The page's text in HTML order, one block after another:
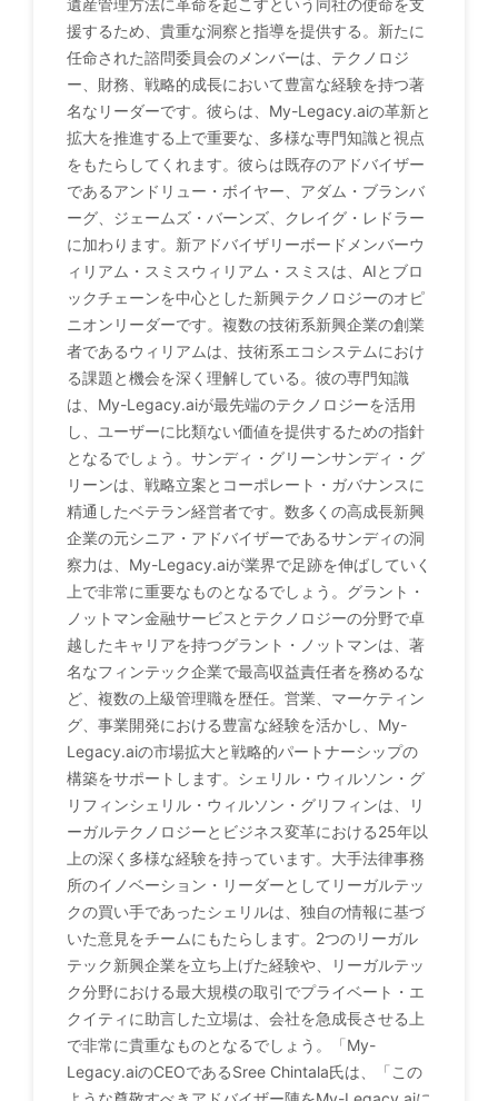
遺産管理方法に革命を起こすという同社の使命を支
援するため、貴重な洞察と指導を提供する。新たに
任命された諮問委員会のメンバーは、テクノロジ
ー、財務、戦略的成長において豊富な経験を持つ著
名なリーダーです。彼らは、My-Legacy.aiの革新と
拡大を推進する上で重要な、多様な専門知識と視点
をもたらしてくれます。彼らは既存のアドバイザー
であるアンドリュー・ボイヤー、アダム・ブランバ
ーグ、ジェームズ・バーンズ、クレイグ・レドラー
に加わります。新アドバイザリーボードメンバーウ
ィリアム・スミスウィリアム・スミスは、AIとブロ
ックチェーンを中心とした新興テクノロジーのオピ
ニオンリーダーです。複数の技術系新興企業の創業
者であるウィリアムは、技術系エコシステムにおけ
る課題と機会を深く理解している。彼の専門知識
は、My-Legacy.aiが最先端のテクノロジーを活用
し、ユーザーに比類ない価値を提供するための指針
となるでしょう。サンディ・グリーンサンディ・グ
リーンは、戦略立案とコーポレート・ガバナンスに
精通したベテラン経営者です。数多くの高成長新興
企業の元シニア・アドバイザーであるサンディの洞
察力は、My-Legacy.aiが業界で足跡を伸ばしていく
上で非常に重要なものとなるでしょう。グラント・
ノットマン金融サービスとテクノロジーの分野で卓
越したキャリアを持つグラント・ノットマンは、著
名なフィンテック企業で最高収益責任者を務めるな
ど、複数の上級管理職を歴任。営業、マーケティン
グ、事業開発における豊富な経験を活かし、My-
Legacy.aiの市場拡大と戦略的パートナーシップの
構築をサポートします。シェリル・ウィルソン・グ
リフィンシェリル・ウィルソン・グリフィンは、リ
ーガルテクノロジーとビジネス変革における25年以
上の深く多様な経験を持っています。大手法律事務
所のイノベーション・リーダーとしてリーガルテッ
クの買い手であったシェリルは、独自の情報に基づ
いた意見をチームにもたらします。2つのリーガル
テック新興企業を立ち上げた経験や、リーガルテッ
ク分野における最大規模の取引でプライベート・エ
クイティに助言した立場は、会社を急成長させる上
で非常に貴重なものとなるでしょう。「My-
Legacy.aiのCEOであるSree Chintala氏は、「この